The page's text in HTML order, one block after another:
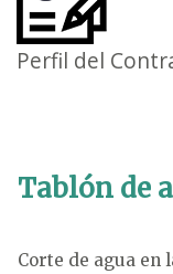
Perfil del
Tablón de
Corte de agua en